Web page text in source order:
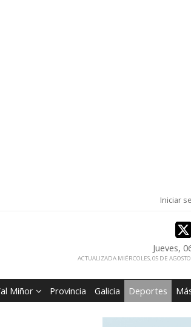
Iniciar
Jueves,
ACTUALIZADA MIÉRCOLES, 05 DE
Miñor Provincia Galicia Deportes